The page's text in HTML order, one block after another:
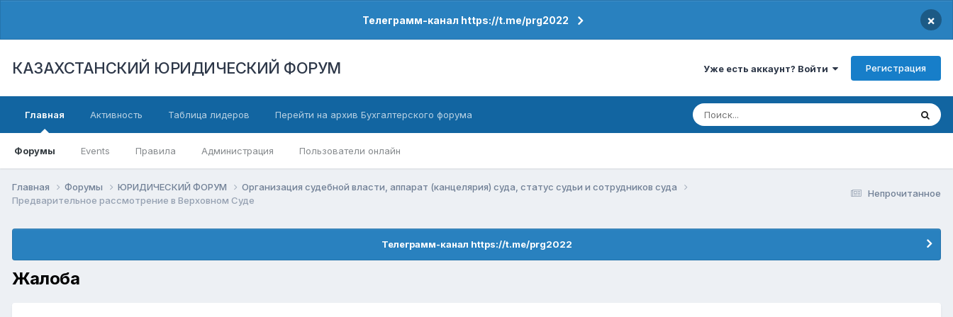
Телеграмм-канал https://t.me/prg2022 ×
КАЗАХСТАНСКИЙ ЮРИДИЧЕСКИЙ ФОРУМ Уже есть аккаунт? Войти Регистрация
Главная
Форумы Events Правила Администрация Пользователи онлайн
Активность Таблица лидеров Перейти на архив Бухгалтерского форума
Непрочитанное
Главная Форумы ЮРИДИЧЕСКИЙ ФОРУМ
Организация судебной власти, аппарат (канцелярия) суда, статус судьи и сотрудников суда
Предварительное рассмотрение в Верховном Суде
Телеграмм-канал https://t.me/prg2022
Жалоба